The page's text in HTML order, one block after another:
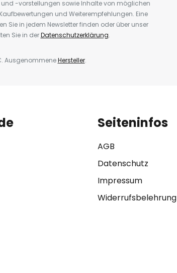
-vorstellungen sowie Inhalte von möglichen
und Weiterempfehlungen. Eine
Sie in jedem Newsletter finden oder über unser
Sie in derDatenschutzerklärung.
AusgenommeneHersteller.
Seiteninfos
AGB
Datenschutz
Impressum
Widerrufsbelehrung